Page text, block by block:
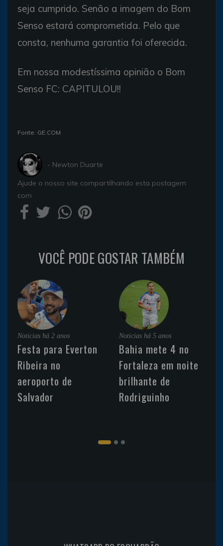
seja cumprido. Senão a imagem do Bom
Senso estará comprometida. Pelo que
consta, nenhuma garantia foi oferecida.
Em nossa modestíssima opinião o Bom
Senso FC: CAPITULOU!!
Fonte: GE.COM
- Newton Duarte
Ajude o nosso site compartilhando esta postagem
com
VOCÊ PODE GOSTAR TAMBÉM
Noticias há 2 anos
Festa para Everton
Ribeira no
aeroporto de
Salvador
Noticias há 5 anos
Bahia mete 4 no
Fortaleza em noite
brilhante de
Rodriguinho